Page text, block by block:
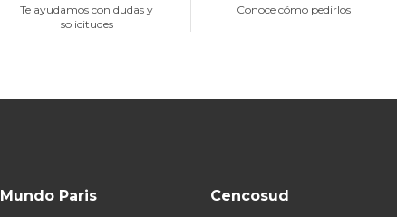
Te ayudamos con dudas y
solicitudes
Conoce cómo pedirlos
Mundo Paris Cencosud